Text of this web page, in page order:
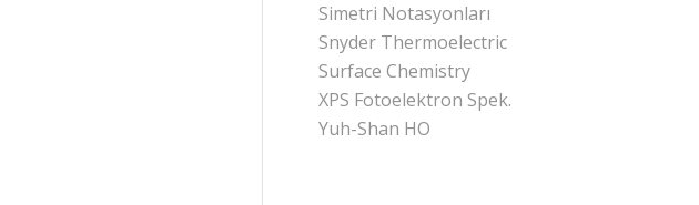
Simetri Notasyonları
Snyder Thermoelectric
Surface Chemistry
XPS Fotoelektron Spek.
Yuh-Shan HO